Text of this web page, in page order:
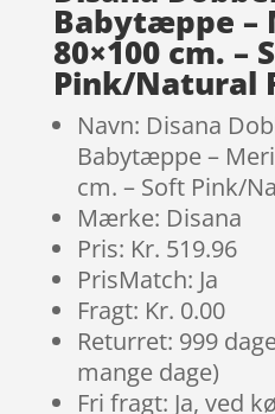
Babytæppe –
80×100 cm. –
Pink/Natural
Navn: Disana
Babytæppe –
cm. – Soft Pink/
Mærke: Disana
Pris: Kr. 519.96
PrisMatch: Ja
Fragt: Kr. 0.00
Returret: 999
mange dage)
Fri fragt: Ja, ved